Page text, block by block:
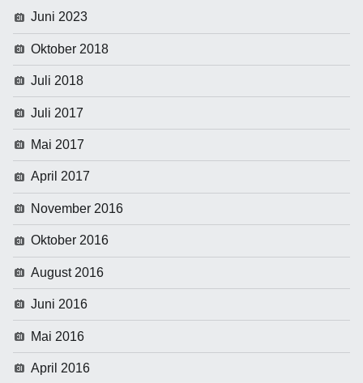
Juni 2023
Oktober 2018
Juli 2018
Juli 2017
Mai 2017
April 2017
November 2016
Oktober 2016
August 2016
Juni 2016
Mai 2016
April 2016